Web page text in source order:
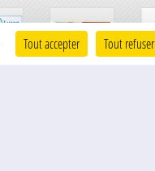
Tout accepter Tout refuser